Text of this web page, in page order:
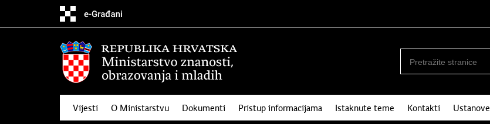
glavni
Vijesti O Ministarstvu Dokumenti Pristup informacijama Istaknute teme Kontakti Ustanove